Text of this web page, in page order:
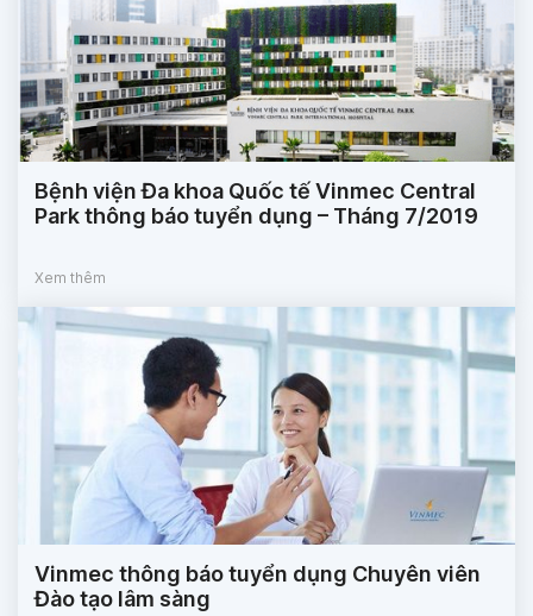
Bệnh viện Đa khoa Quốc tế Vinmec Central
Park thông báo tuyển dụng – Tháng 7/2019
Xem thêm
Vinmec thông báo tuyển dụng Chuyên viên
Đào tạo lâm sàng